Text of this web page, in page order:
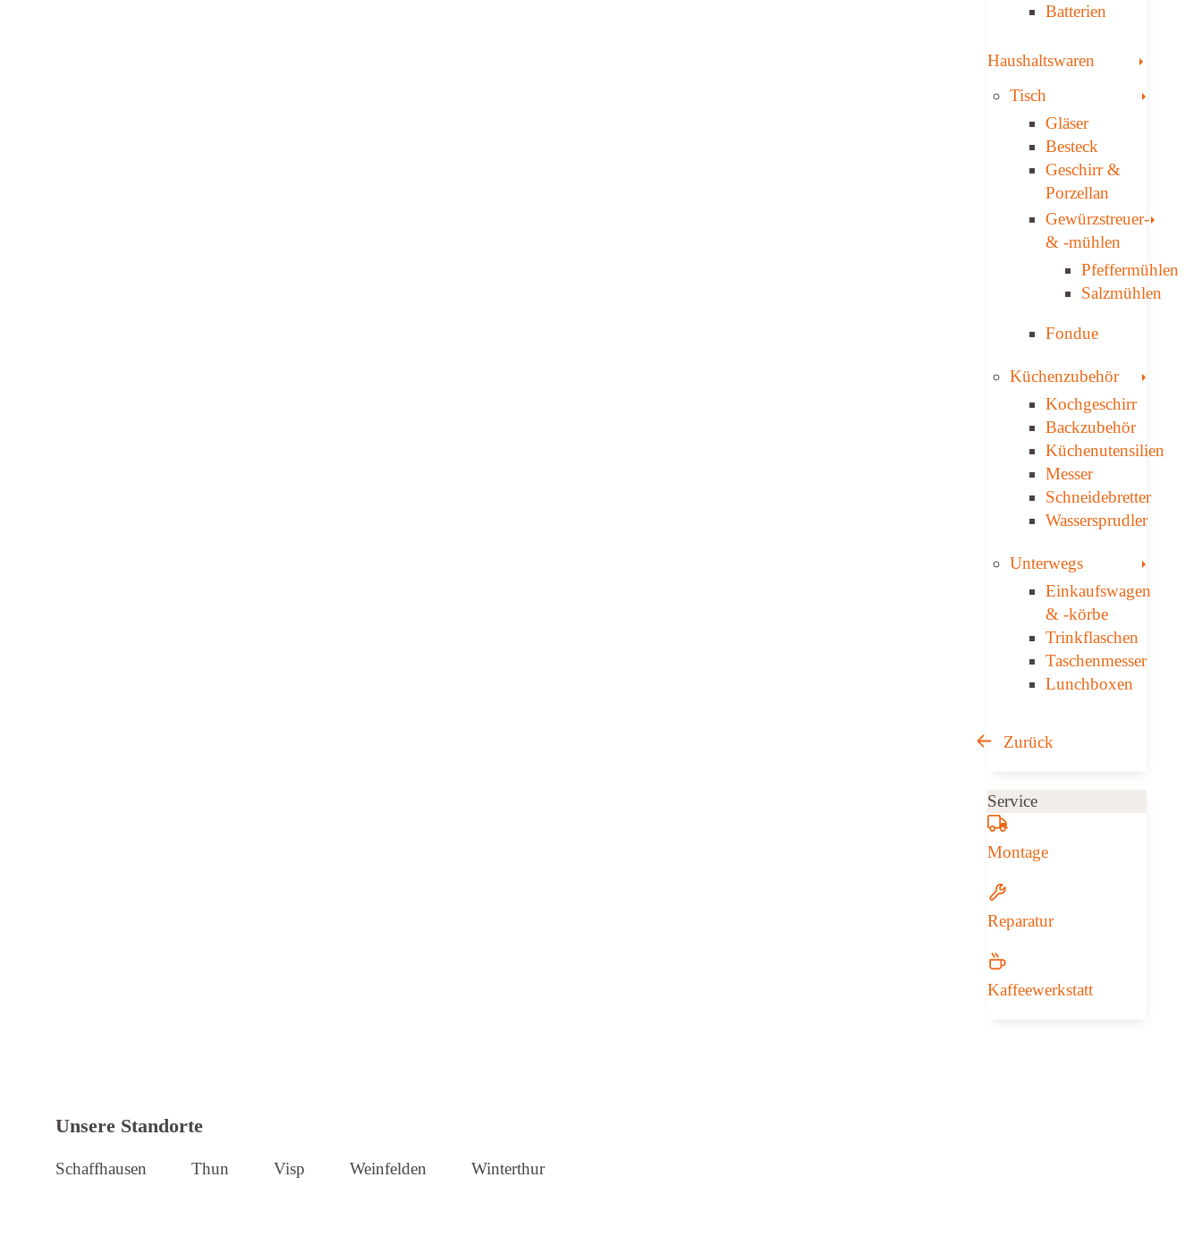
Batterien
Haushaltswaren
Tisch
Gläser
Besteck
Geschirr &
Porzellan
Gewürzstreuer­
& -mühlen
Pfeffermühlen
Salzmühlen
Fondue
Küchenzubehör
Kochgeschirr
Backzubehör
Küchenutensilien
Messer
Schneidebretter
Wassersprudler
Unterwegs
Einkaufswagen
& ­-körbe
Trinkflaschen
Taschen­messer
Lunchboxen
Zurück
Service
Montage
Reparatur
Kaffeewerkstatt
Unsere Standorte
Schaffhausen Thun Visp Weinfelden Winterthur